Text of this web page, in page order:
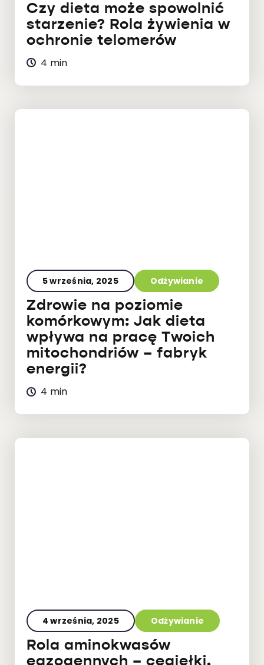
Czy dieta może spowolnić
starzenie? Rola żywienia w
ochronie telomerów
4 min
5 września, 2025 Odżywianie
Zdrowie na poziomie
komórkowym: Jak dieta
wpływa na pracę Twoich
mitochondriów – fabryk
energii?
4 min
4 września, 2025 Odżywianie
Rola aminokwasów
egzogennych – cegiełki,